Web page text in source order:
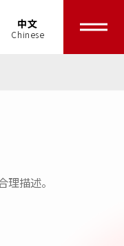
中文
描述。